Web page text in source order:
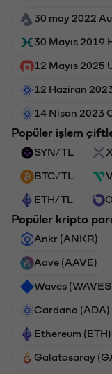
30 may 2022
30 Mayıs 2019
12 Mayıs 2025
12 Haziran
14 Nisan 2023
Popüler işlem
SYN/TL
BTC/TL
ETH/TL
Popüler kripto
Ankr (ANKR)
Aave (AAVE)
Waves
Cardano (ADA)
Ethereum (ETH)
Galatasaray